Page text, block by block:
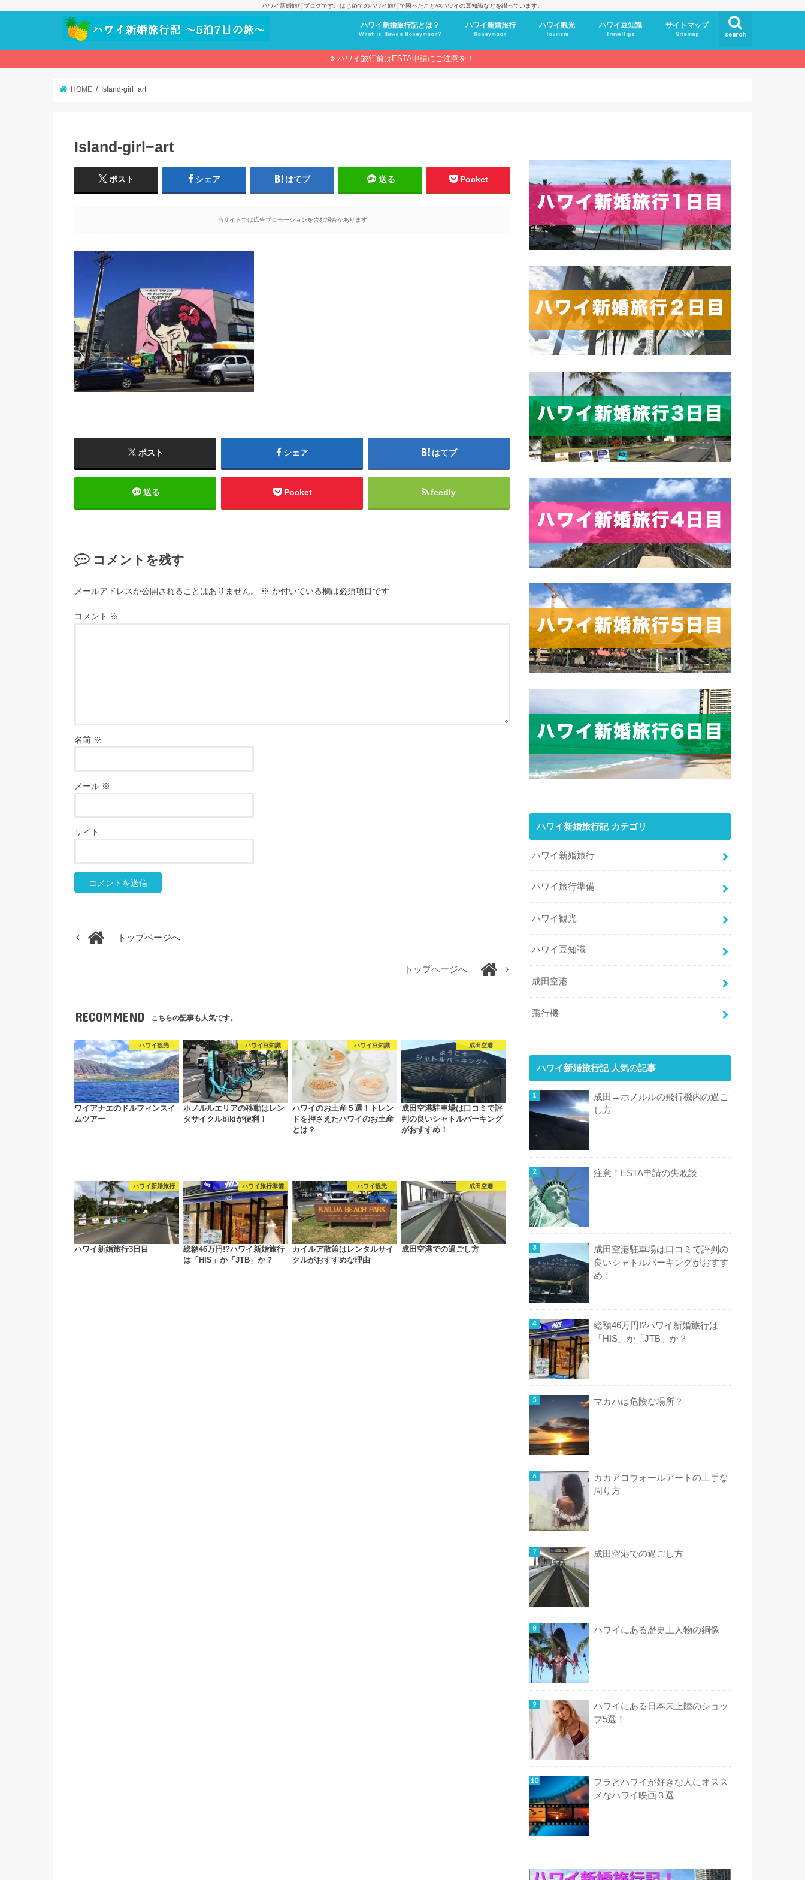
ハワイ新婚旅行ブログです。はじめてのハワイ旅行で困ったことやハワイの豆知識などを綴っています。
search
ハワイ新婚旅行記とは？
What is Hawaii Honeymoon?
ハワイ新婚旅行
Honeymoon
ハワイ観光
Tourism
ハワイ豆知識
TravelTips
サイトマップ
Sitemap
ハワイ旅行前はESTA申請にご注意を！
HOME Island-girl−art
Island-girl−art
ポスト シェア はてブ 送る Pocket
当サイトでは広告プロモーションを含む場合があります
ポスト シェア はてブ
送る Pocket feedly
コメントを残す
メールアドレスが公開されることはありません。 ※ が付いている欄は必須項目です
コメント ※
名前 ※
メール ※
サイト
トップページへ
トップページへ
RECOMMEND こちらの記事も人気です。
ハワイ観光
ワイアナエのドルフィンスイ
ムツアー
ハワイ豆知識
ホノルルエリアの移動はレン
タサイクルbikiが便利！
ハワイ豆知識
ハワイのお土産５選！トレン
ドを押さえたハワイのお土産
とは？
成田空港
成田空港駐車場は口コミで評
判の良いシャトルパーキング
がおすすめ！
ハワイ新婚旅行
ハワイ新婚旅行3日目
ハワイ旅行準備
総額46万円!?ハワイ新婚旅行
は「HIS」か「JTB」か？
ハワイ観光
カイルア散策はレンタルサイ
クルがおすすめな理由
成田空港
成田空港での過ごし方
ハワイ新婚旅行記 カテゴリ
ハワイ新婚旅行
ハワイ旅行準備
ハワイ観光
ハワイ豆知識
成田空港
飛行機
ハワイ新婚旅行記 人気の記事
成田→ホノルルの飛行機内の過ご
し方
注意！ESTA申請の失敗談
成田空港駐車場は口コミで評判の
良いシャトルパーキングがおすす
め！
総額46万円!?ハワイ新婚旅行は
「HIS」か「JTB」か？
マカハは危険な場所？
カカアコウォールアートの上手な
周り方
成田空港での過ごし方
ハワイにある歴史上人物の銅像
ハワイにある日本未上陸のショッ
プ5選！
フラとハワイが好きな人にオスス
メなハワイ映画３選